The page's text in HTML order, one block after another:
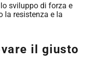
sviluppo di forza e
la resistenza e la
il giusto